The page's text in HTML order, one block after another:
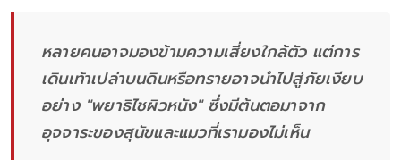
หลายคนอาจมองข้ามความเสี่ยงใกล้ตัว แต่การ
เดินเท้าเปล่าบนดินหรือทรายอาจนำไปสู่ภัยเงียบ
อย่าง "พยาธิไชผิวหนัง" ซึ่งมีต้นตอมาจาก
อุจจาระของสุนัขและแมวที่เรามองไม่เห็น